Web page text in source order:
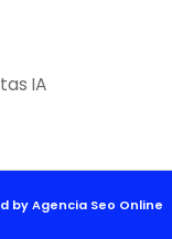
IA
by Agencia Seo Online